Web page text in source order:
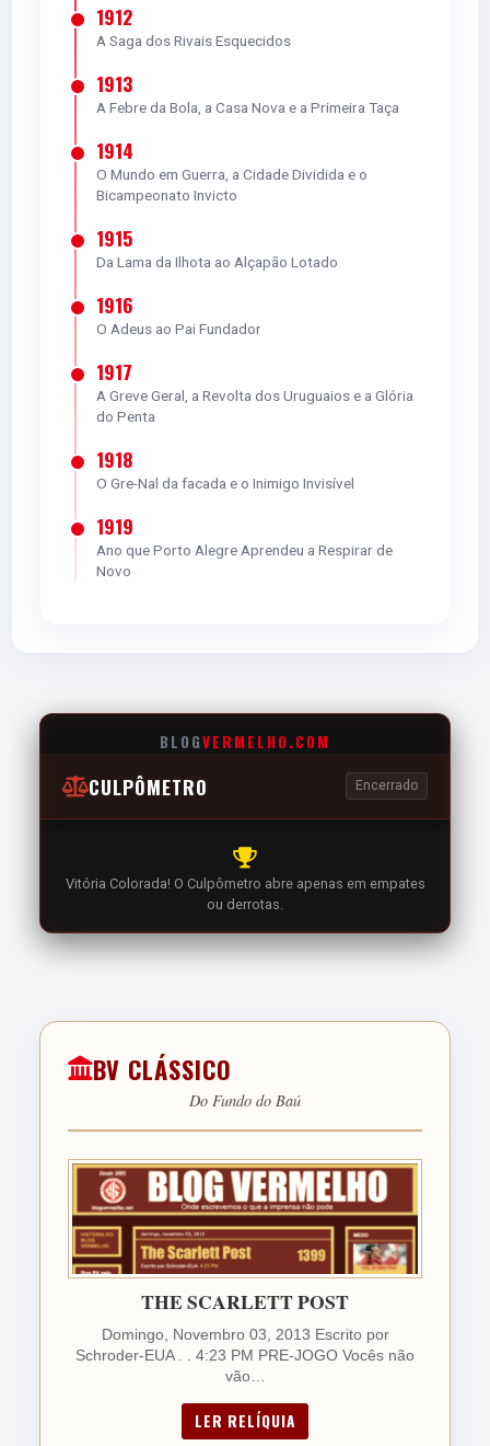
1912
A Saga dos Rivais Esquecidos
1913
A Febre da Bola, a Casa Nova e a Primeira Taça
1914
O Mundo em Guerra, a Cidade Dividida e o
Bicampeonato Invicto
1915
Da Lama da Ilhota ao Alçapão Lotado
1916
O Adeus ao Pai Fundador
1917
A Greve Geral, a Revolta dos Uruguaios e a Glória
do Penta
1918
O Gre-Nal da facada e o Inimigo Invisível
1919
Ano que Porto Alegre Aprendeu a Respirar de
Novo
BLOGVERMELHO.COM
CULPÔMETRO Encerrado
Vitória Colorada! O Culpômetro abre apenas em empates
ou derrotas.
BV CLÁSSICO
Do Fundo do Baú
THE SCARLETT POST
Domingo, Novembro 03, 2013 Escrito por
Schroder-EUA . . 4:23 PM PRE-JOGO Vocês não
vão…
LER RELÍQUIA